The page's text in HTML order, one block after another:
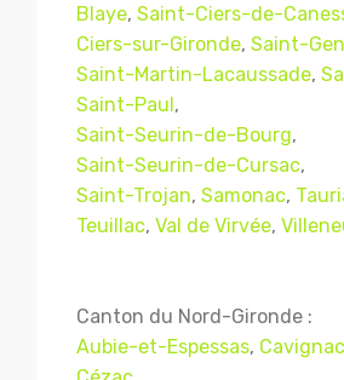
Blaye, Saint-Ciers-de-
Ciers-sur-Gironde, Saint-
Saint-Martin-Lacaussade,
Saint-Paul,
Saint-Seurin-de-Bourg,
Saint-Seurin-de-Cursac,
Saint-Trojan, Samonac,
Teuillac, Val de Virvée,
Canton du Nord-Gironde :
Aubie-et-Espessas, Cavignac
Mentions légales
référencé par©